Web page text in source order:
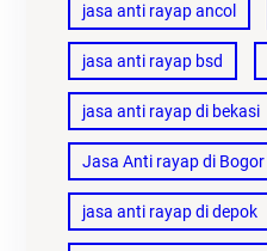
jasa anti rayap ancol
jasa anti rayap bsd
jasa anti rayap di bekasi
Jasa Anti rayap di Bogor
jasa anti rayap di depok